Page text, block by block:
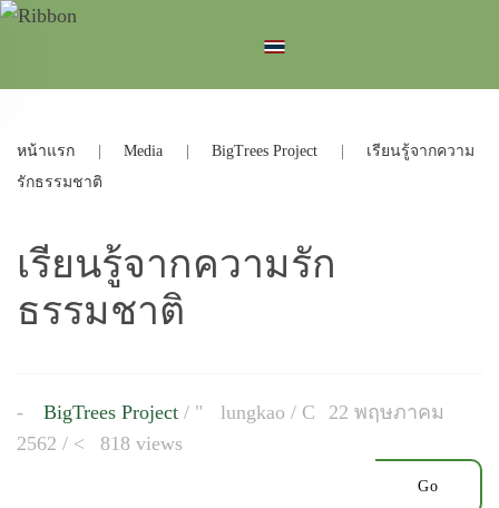
หน้าแรก Media BigTrees Project
เรียนรู้จากความ
รักธรรมชาติ
เรียนรู้จากความรัก
ธรรมชาติ
BigTrees Project/ lungkao /
22 พฤษภาคม
2562 /
818 views
Go